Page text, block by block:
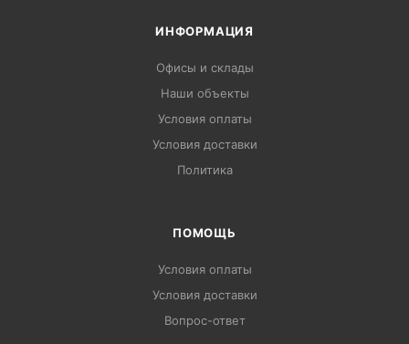
ИНФОРМАЦИЯ
Офисы и склады
Наши объекты
Условия оплаты
Условия доставки
Политика
ПОМОЩЬ
Условия оплаты
Условия доставки
Вопрос-ответ